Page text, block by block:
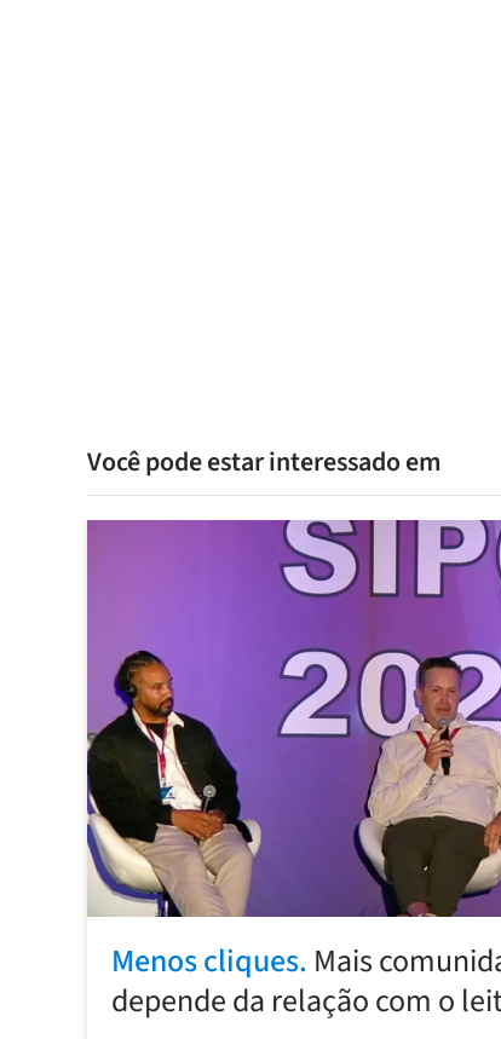
Você pode estar interessado em
Menos cliques. Mais
depende da relação com o